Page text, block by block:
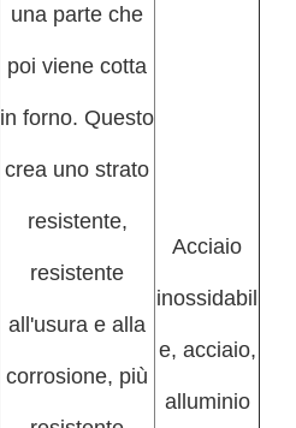
una parte che
poi viene cotta
in forno. Questo
crea uno strato
resistente,
resistente
all'usura e alla
corrosione, più
Acciaio
inossidabil
e, acciaio,
alluminio